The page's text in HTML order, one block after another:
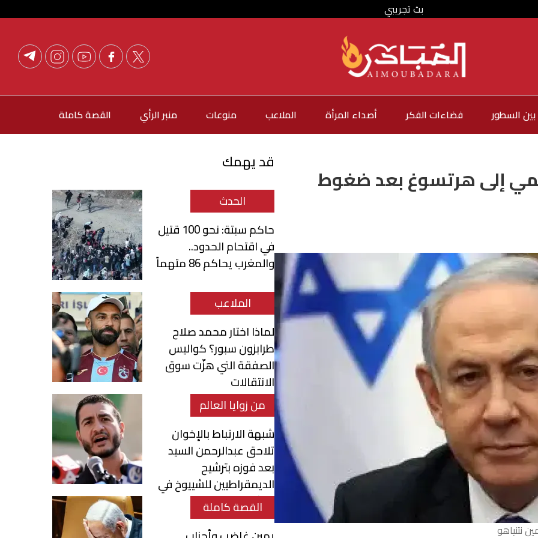
بث تجريبي
بين السطور فضاءات الفكر أصداء المرأة الملاعب منوعات منبر الرأي القصة كاملة
إلى هرتسوغ بعد ضغوط
نتنياهو
قد يهمك
الحدث
حاكم سبتة: نحو 100 قتيل
في اقتحام الحدود..
والمغرب يحاكم 86 متهماً
الملاعب
لماذا اختار محمد صلاح
طرابزون سبور؟ كواليس
الصفقة التي هزّت سوق
الانتقالات
من زوايا العالم
شبهة الارتباط بالإخوان
تلاحق عبدالرحمن السيد
بعد فوزه بترشيح
الديمقراطيين للشييوخ في
ميشيغان
القصة كاملة